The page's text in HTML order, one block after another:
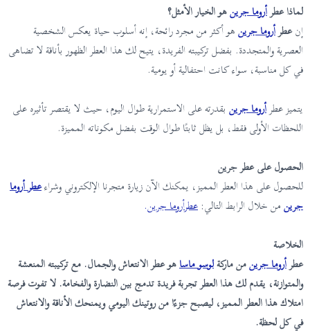
لماذا عطرأروما جرينهو الخيار الأمثل؟
إنعطرأروما جرينهو أكثر من مجرد رائحة، إنه أسلوب حياة يعكس الشخصية
العصرية والمتجددة. بفضل تركيبته الفريدة، يتيح لك هذا العطر الظهور بأناقة لا تضاهى
في كل مناسبة، سواء كانت احتفالية أو يومية.
يتميز عطرأروماجرين بقدرته على الاستمرارية طوال اليوم، حيث لا يقتصر تأثيره على
اللحظات الأولى فقط، بل يظل ثابتًا طوال الوقت بفضل مكوناته المميزة.
الحصول على عطر جرين
للحصول على هذا العطر المميز، يمكنك الآن زيارة متجرنا الإلكتروني وشراءعطر أروما
جرينمن خلال الرابط التالي: عطرأروما جرين.
الخلاصة
عطرأروما جرينمن ماركةلوسو ماساهو عطر الانتعاش والجمال. مع تركيبته المنعشة
والمتوازنة، يقدم لك هذا العطر تجربة فريدة تدمج بين النضارة والفخامة. لا تفوت فرصة
امتلاك هذا العطر المميز، ليصبح جزءًا من روتينك اليومي ويمنحك الأناقة والانتعاش
في كل لحظة.